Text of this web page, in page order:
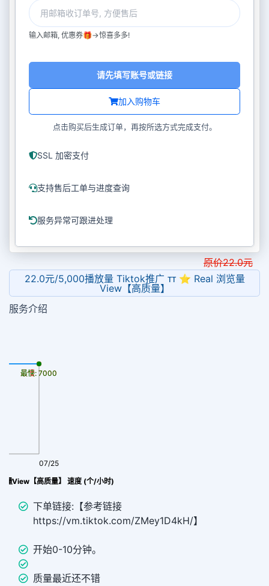
输入邮箱, 优惠券🎁->惊喜多多!
加入购物车
请先填写账号或链接
点击购买后生成订单，再按所选方式完成支付。
SSL 加密支付
支持售后工单与进度查询
服务异常可跟进处理
原价22.0元
22.0元/5,000播放量 Tiktok推广 ᴛᴛ ⭐ Real 浏览量
View【高质量】
服务介绍
量View【高质量】 速度 (个/小时)
07/25
最慢: 7000
最快: 7000
下单链接:【参考链接
https://vm.tiktok.com/ZMey1D4kH/】
开始0-10分钟。
质量最近还不错